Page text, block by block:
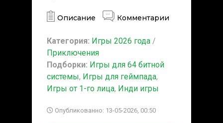
Описание Комментарии
Категория: Игры 2026 года /
Приключения
Подборки: Игры для 64 битной
системы, Игры для геймпада,
Игры от 1-го лица, Инди игры
Опубликованно: 13-05-2026, 00:50